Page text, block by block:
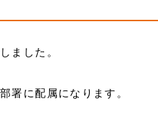
ました。
署に配属になります。